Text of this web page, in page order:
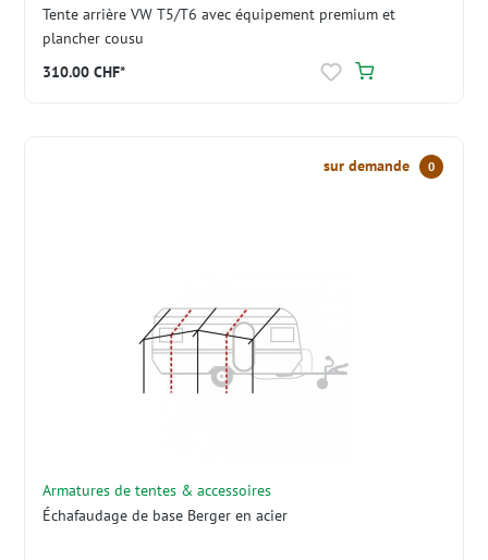
Tente arrière VW T5/T6 avec équipement premium et
plancher cousu
310.00 CHF*
sur demande 0
Armatures de tentes & accessoires
Échafaudage de base Berger en acier